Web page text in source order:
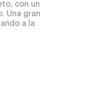
con un
Una gran
a la